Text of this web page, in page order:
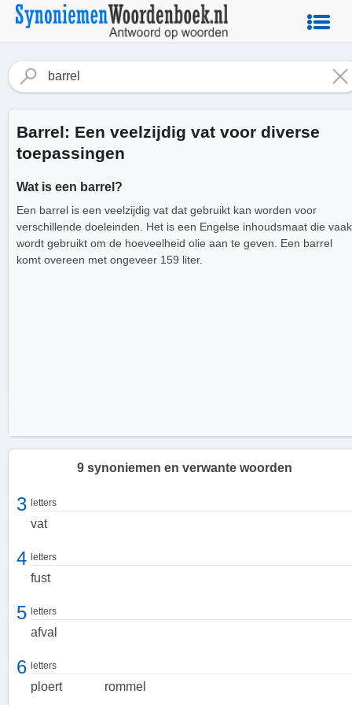
Barrel: Een veelzijdig vat voor diverse
toepassingen
Wat is een barrel?
Een barrel is een veelzijdig vat dat gebruikt kan worden voor
verschillende doeleinden. Het is een Engelse inhoudsmaat die vaak
wordt gebruikt om de hoeveelheid olie aan te geven. Een barrel
komt overeen met ongeveer 159 liter.
Een barrel kan worden gebruikt als fust voor olie, maar ook voor
andere vloeistoffen of materialen. Het is een handig hulpmiddel
9 synoniemen en verwante woorden
3 letters
vat
4 letters
fust
5 letters
afval
6 letters
ploert rommel